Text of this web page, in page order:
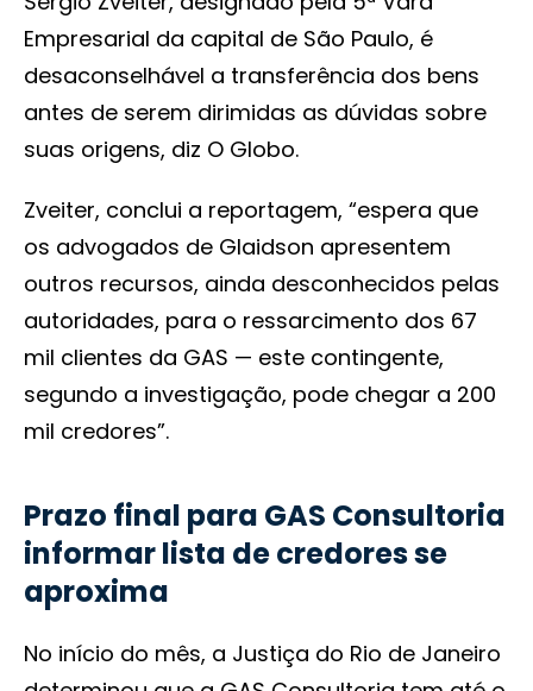
Empresarial da capital de São Paulo, é
desaconselhável a transferência dos bens
antes de serem dirimidas as dúvidas sobre
suas origens, diz O Globo.
Zveiter, conclui a reportagem, “espera que
os advogados de Glaidson apresentem
outros recursos, ainda desconhecidos pelas
autoridades, para o ressarcimento dos 67
mil clientes da GAS — este contingente,
segundo a investigação, pode chegar a 200
mil credores”.
Prazo final para GAS Consultoria
informar lista de credores se
aproxima
No início do mês, a Justiça do Rio de Janeiro